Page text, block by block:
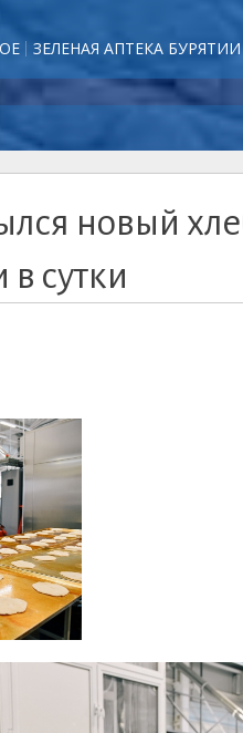
ЗЕЛЕНАЯ АПТЕКА БУРЯТИИ
новый
сутки